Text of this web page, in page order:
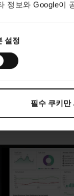
정보와 Google이
설정
필수 쿠키만
소프트웨